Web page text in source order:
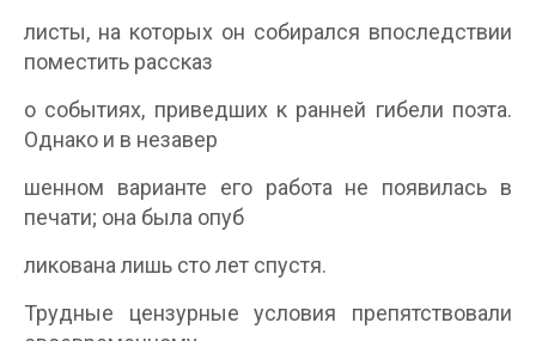
листы, на которых он собирался впоследствии
поместить рассказ
о событиях, приведших к ранней гибели поэта.
Однако и в незавер­
шенном варианте его работа не появилась в
печати; она была опуб­
ликована лишь сто лет спустя.
Трудные цензурные условия препятствовали